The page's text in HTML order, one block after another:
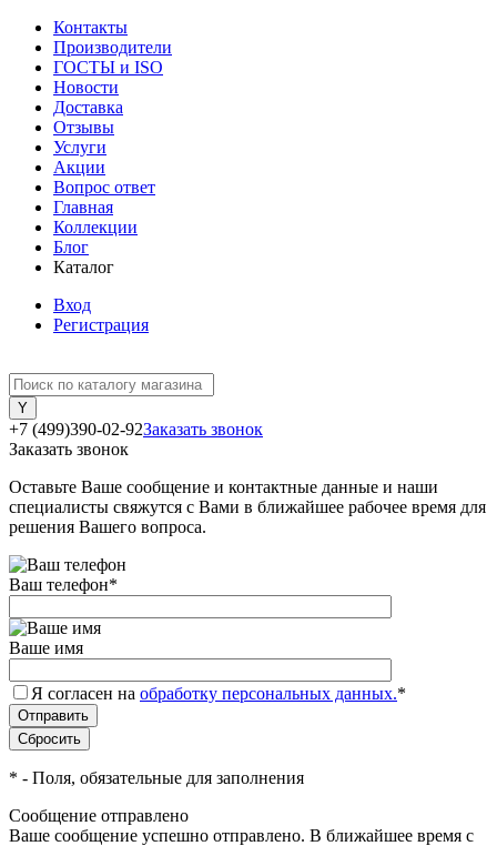
Контакты
Производители
ГОСТЫ и ISO
Новости
Доставка
Отзывы
Услуги
Акции
Вопрос ответ
Главная
Коллекции
Блог
Каталог
Вход
Регистрация
+7 (499)390-02-92Заказать звонок
Заказать звонок
Оставьте Ваше сообщение и контактные данные и наши
специалисты свяжутся с Вами в ближайшее рабочее время для
решения Вашего вопроса.
Ваш телефон*
Ваше имя
Я согласен на обработку персональных данных.*
* - Поля, обязательные для заполнения
Сообщение отправлено
Ваше сообщение успешно отправлено. В ближайшее время с